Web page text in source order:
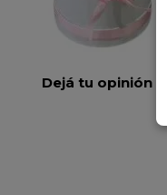
Dejá tu opinión